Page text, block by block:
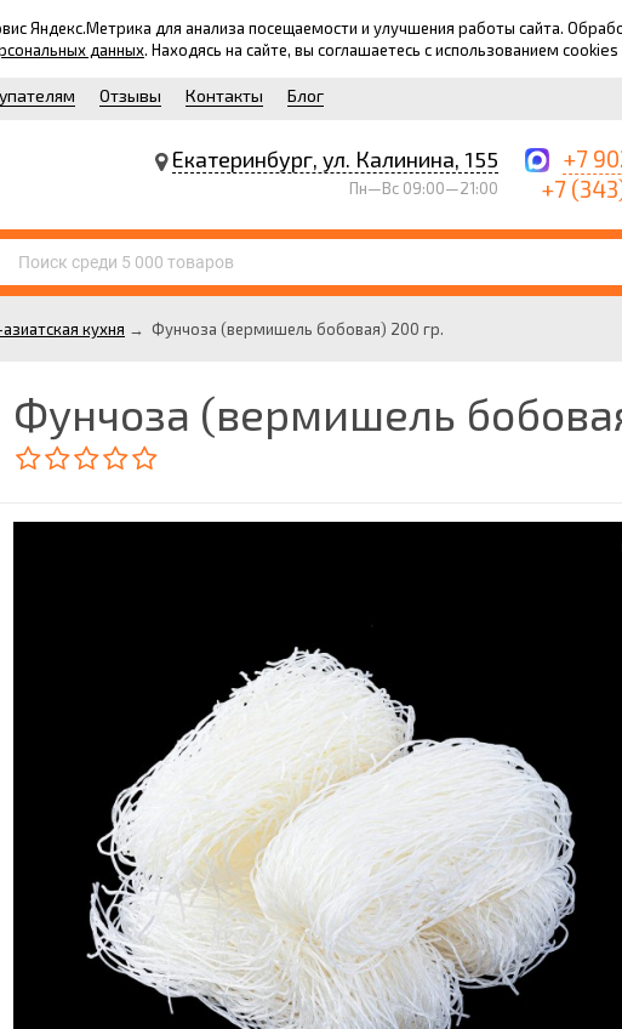
Яндекс.Метрика для анализа посещаемости и улучшения работы сайта.
данных. Находясь на сайте, вы соглашаетесь с использованием
Отзывы Контакты Блог
Екатеринбург, ул. Калинина, 155
Пн—Вс 09:00—21:00
+7
+7
кухня → Фунчоза (вермишель бобовая) 200 гр.
Фунчоза (вермишель